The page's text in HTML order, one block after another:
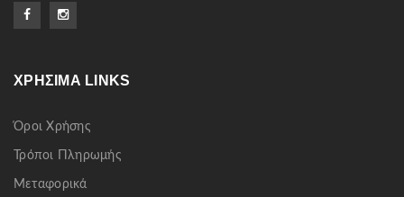
ΧΡΉΣΙΜΑ LINKS
Όροι Χρήσης
Τρόποι Πληρωμής
Μεταφορικά